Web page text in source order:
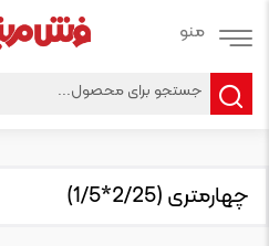
چهارمتری (2/25*1/5)